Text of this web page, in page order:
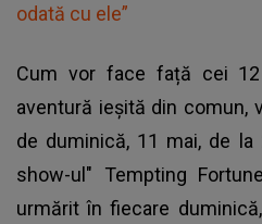
odată cu ele”
Cum vor face față cei
aventură ieșită din comun,
de duminică, 11 mai, de la
show-ul" Tempting
urmărit în fiecare